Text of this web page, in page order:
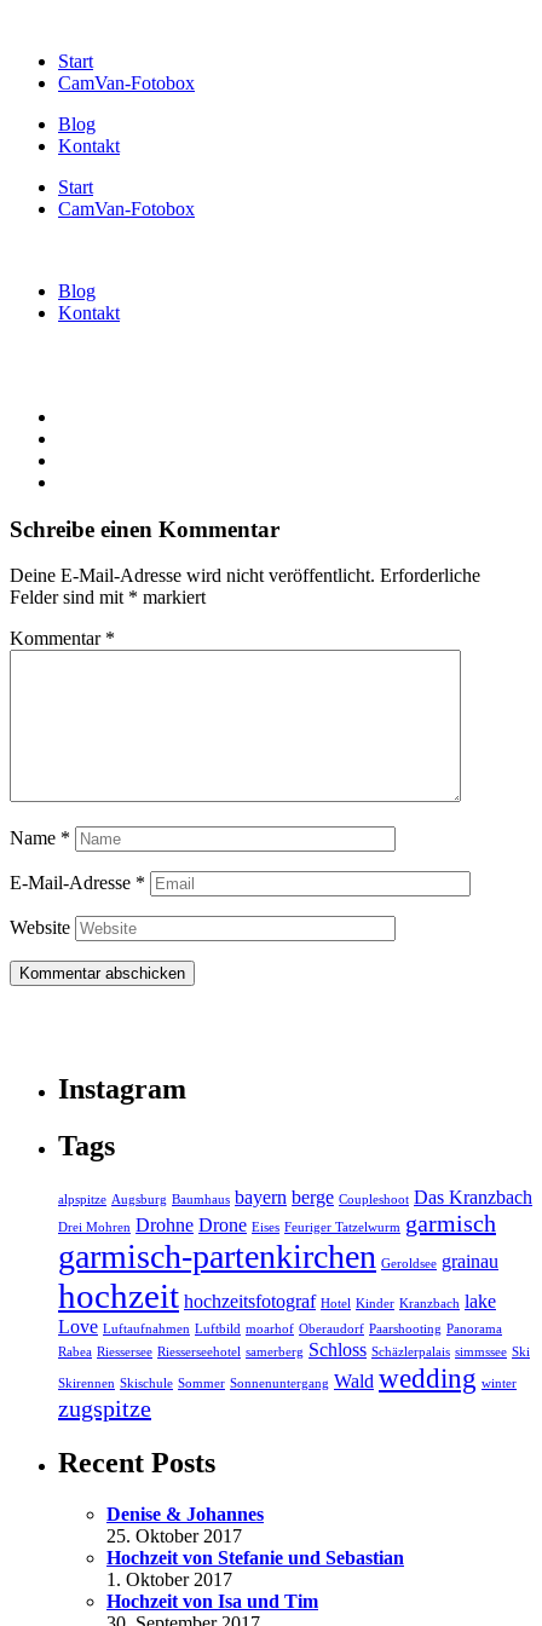
Start
CamVan-Fotobox
Blog
Kontakt
Start
CamVan-Fotobox
Blog
Kontakt
Schreibe einen Kommentar
Deine E-Mail-Adresse wird nicht veröffentlicht. Erforderliche
Felder sind mit * markiert
Kommentar *
Name *
E-Mail-Adresse *
Website
Instagram
Tags
alpspitze Augsburg Baumhaus bayern berge Coupleshoot Das Kranzbach
Drei Mohren Drohne Drone Eises Feuriger Tatzelwurm garmisch
garmisch-partenkirchen Geroldsee grainau
hochzeit hochzeitsfotograf Hotel Kinder Kranzbach lake
Love Luftaufnahmen Luftbild moarhof Oberaudorf Paarshooting Panorama
Rabea Riessersee Riesserseehotel samerberg Schloss Schäzlerpalais simmssee Ski
Skirennen Skischule Sommer Sonnenuntergang Wald wedding winter
zugspitze
Recent Posts
Denise & Johannes
25. Oktober 2017
Hochzeit von Stefanie und Sebastian
1. Oktober 2017
Hochzeit von Isa und Tim